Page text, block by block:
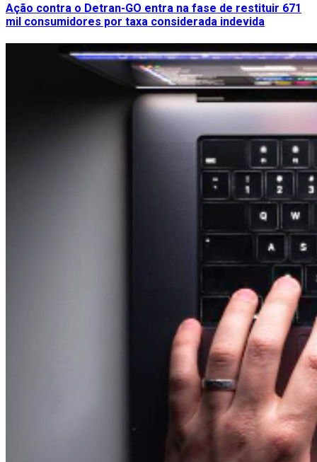
Ação contra o Detran-GO entra na fase de restituir 671
mil consumidores por taxa considerada indevida